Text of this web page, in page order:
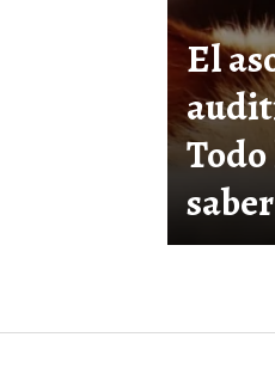
El
Todo
saber